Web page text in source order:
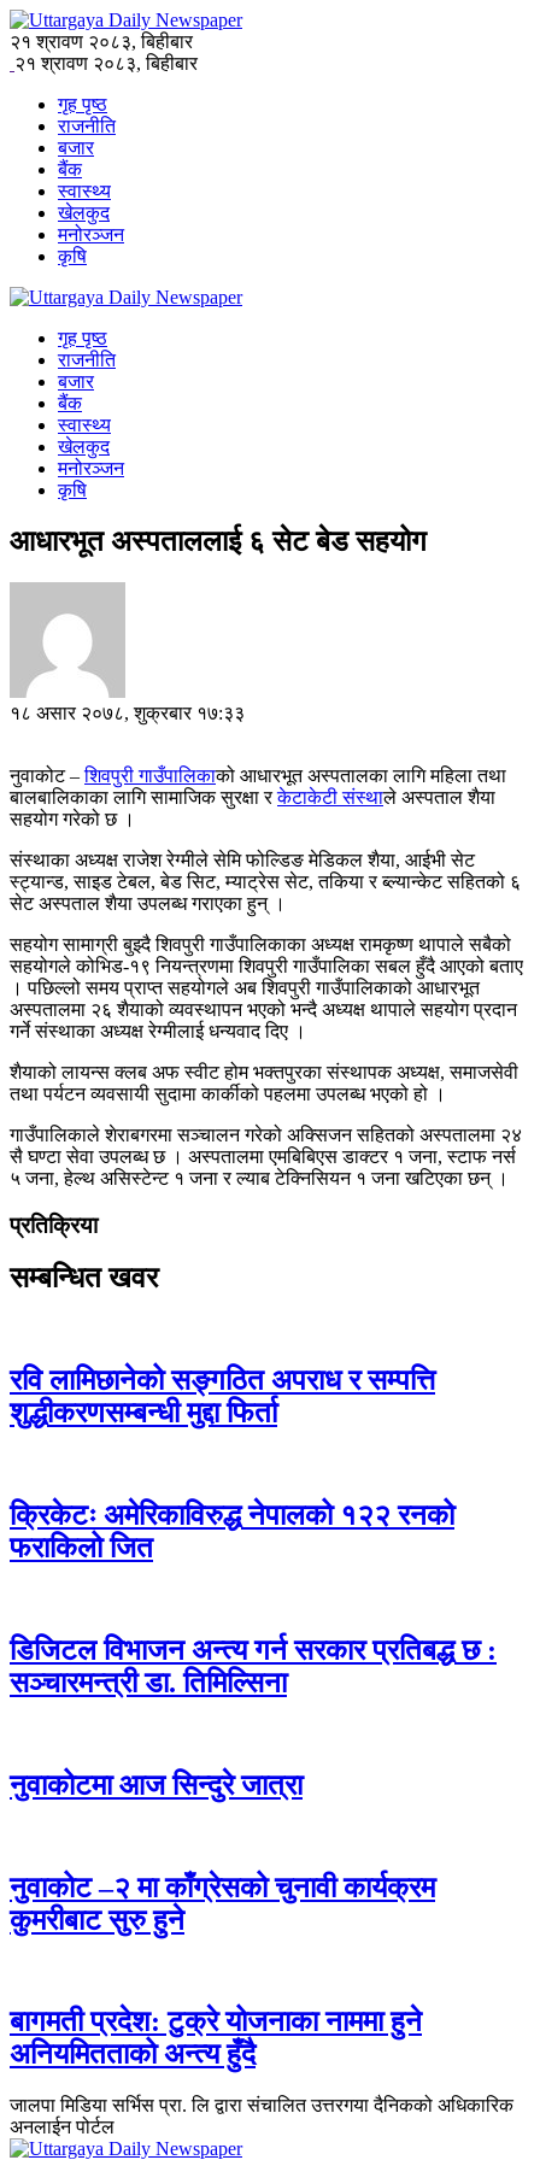
२१ श्रावण २०८३, बिहीबार
२१ श्रावण २०८३, बिहीबार
गृह पृष्ठ
राजनीति
बजार
बैंक
स्वास्थ्य
खेलकुद
मनोरञ्जन
कृषि
गृह पृष्ठ
राजनीति
बजार
बैंक
स्वास्थ्य
खेलकुद
मनोरञ्जन
कृषि
आधारभूत अस्पताललाई ६ सेट बेड सहयोग
१८ असार २०७८, शुक्रबार १७:३३
नुवाकोट –शिवपुरी गाउँपालिकाको आधारभूत अस्पतालका लागि महिला तथा
बालबालिकाका लागि सामाजिक सुरक्षा रकेटाकेटी संस्थाले अस्पताल शैया
सहयोग गरेको छ ।
संस्थाका अध्यक्ष राजेश रेग्मीले सेमि फोल्डिङ मेडिकल शैया, आईभी सेट
स्ट्यान्ड, साइड टेबल, बेड सिट, म्याट्रेस सेट, तकिया र ब्ल्यान्केट सहितको ६
सेट अस्पताल शैया उपलब्ध गराएका हुन् ।
सहयोग सामाग्री बुझ्दै शिवपुरी गाउँपालिकाका अध्यक्ष रामकृष्ण थापाले सबैको
सहयोगले कोभिड-१९ नियन्त्रणमा शिवपुरी गाउँपालिका सबल हुँदै आएको बताए
। पछिल्लो समय प्राप्त सहयोगले अब शिवपुरी गाउँपालिकाको आधारभूत
अस्पतालमा २६ शैयाको व्यवस्थापन भएको भन्दै अध्यक्ष थापाले सहयोग प्रदान
गर्ने संस्थाका अध्यक्ष रेग्मीलाई धन्यवाद दिए ।
शैयाको लायन्स क्लब अफ स्वीट होम भक्तपुरका संस्थापक अध्यक्ष, समाजसेवी
तथा पर्यटन व्यवसायी सुदामा कार्कीको पहलमा उपलब्ध भएको हो ।
गाउँपालिकाले शेराबगरमा सञ्चालन गरेको अक्सिजन सहितको अस्पतालमा २४
सै घण्टा सेवा उपलब्ध छ । अस्पतालमा एमबिबिएस डाक्टर १ जना, स्टाफ नर्स
५ जना, हेल्थ असिस्टेन्ट १ जना र ल्याब टेक्निसियन १ जना खटिएका छन् ।
प्रतिक्रिया
सम्बन्धित खवर
रवि लामिछानेको सङ्गठित अपराध र सम्पत्ति
शुद्धीकरणसम्बन्धी मुद्दा फिर्ता
क्रिकेटः अमेरिकाविरुद्ध नेपालको १२२ रनको
फराकिलो जित
डिजिटल विभाजन अन्त्य गर्न सरकार प्रतिबद्ध छ :
सञ्चारमन्त्री डा. तिमिल्सिना
नुवाकोटमा आज सिन्दुरे जात्रा
नुवाकोट –२ मा काँग्रेसको चुनावी कार्यक्रम
कुमरीबाट सुरु हुने
बागमती प्रदेश: टुक्रे योजनाका नाममा हुने
अनियमितताको अन्त्य हुँदै
जालपा मिडिया सर्भिस प्रा. लि द्वारा संचालित उत्तरगया दैनिकको अधिकारिक
अनलाईन पोर्टल